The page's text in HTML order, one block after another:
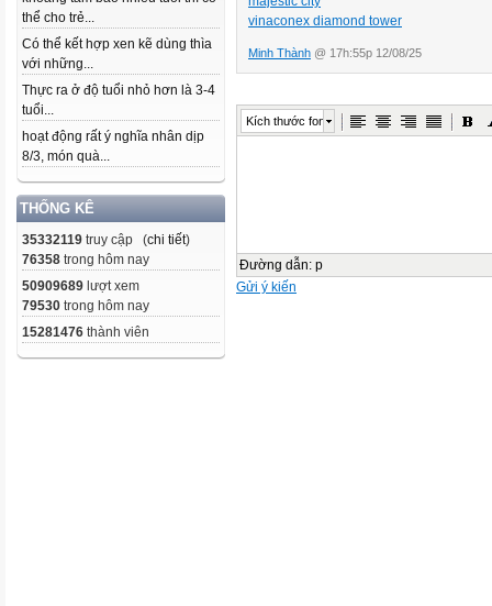
thể cho trẻ...
Có thể kết hợp xen kẽ dùng thìa
với những...
Thực ra ở độ tuổi nhỏ hơn là 3-4
tuổi...
hoạt động rất ý nghĩa nhân dịp
8/3, món quà...
THỐNG KÊ
35332119 truy cập (chi tiết)
76358 trong hôm nay
50909689 lượt xem
79530 trong hôm nay
15281476 thành viên
vinaconex diamond tower
Minh Thành @ 17h:55p 12/08/25
Kích thước font
Đường dẫn: p
Gửi ý kiến